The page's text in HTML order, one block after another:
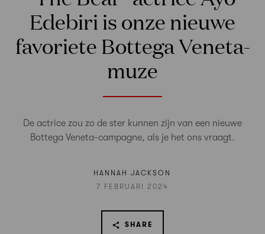
Edebiri is onze nieuwe
favoriete Bottega Veneta-
muze
De actrice zou zo de ster kunnen zijn van een nieuwe
Bottega Veneta-campagne, als je het ons vraagt.
HANNAH JACKSON
7 FEBRUARI 2024
SHARE